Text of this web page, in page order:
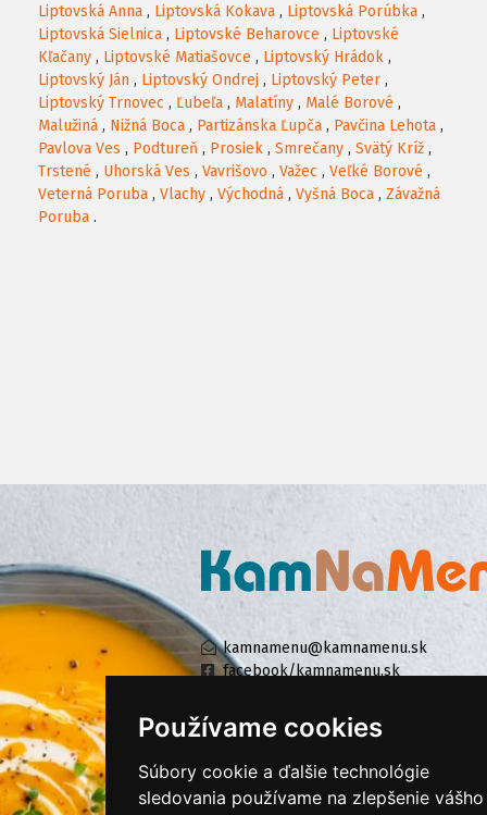
Používame cookies
Súbory cookie a ďalšie technológie
sledovania používame na zlepšenie vášho
Liptovská Anna , Liptovská Kokava , Liptovská Porúbka ,
Liptovská Sielnica , Liptovské Beharovce , Liptovské
Kľačany , Liptovské Matiašovce , Liptovský Hrádok ,
Liptovský Ján , Liptovský Ondrej , Liptovský Peter ,
Liptovský Trnovec , Ľubeľa , Malatíny , Malé Borové ,
Malužiná , Nižná Boca , Partizánska Ľupča , Pavčina Lehota ,
Pavlova Ves , Podtureň , Prosiek , Smrečany , Svätý Kríž ,
Trstené , Uhorská Ves , Vavrišovo , Važec , Veľké Borové ,
Veterná Poruba , Vlachy , Východná , Vyšná Boca , Závažná
Poruba .
kamnamenu@kamnamenu.sk
facebook/kamnamenu.sk
KONTAKTUJTE NÁS